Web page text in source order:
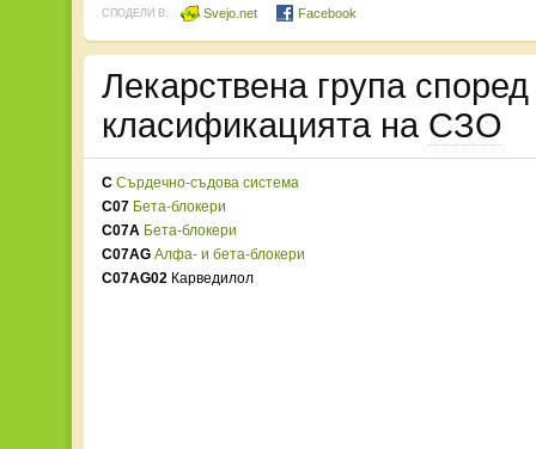
СПОДЕЛИ В: Svejo.net Facebook
Лекарствена група
класификацията на СЗО
C Сърдечно-съдова система
C07 Бета-блокери
C07A Бета-блокери
C07AG Алфа- и бета-блокери
C07AG02 Карведилол